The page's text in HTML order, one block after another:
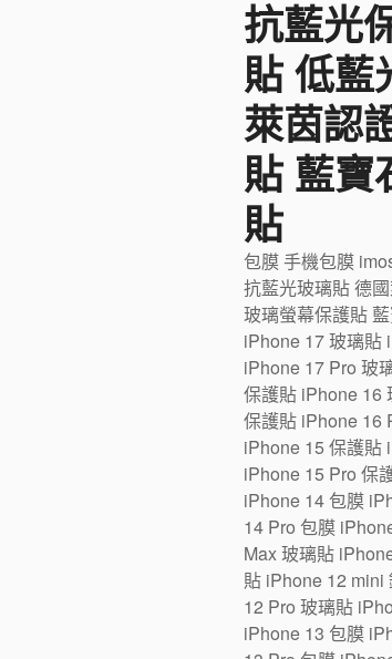
抗藍光
貼 低藍
萊茵認
貼 藍寶
貼
包膜 手機包膜
抗藍光玻璃貼 德
玻璃螢幕保護貼
iPhone 17 玻璃貼
iPhone 17 Pro 玻
保護貼 iPhone 16
保護貼 iPhone 16
iPhone 15 保護貼
iPhone 15 Pro 保
iPhone 14 包膜
14 Pro 包膜
Max 玻璃貼
貼 iPhone 12 mini
12 Pro 玻璃貼
iPhone 13 包膜